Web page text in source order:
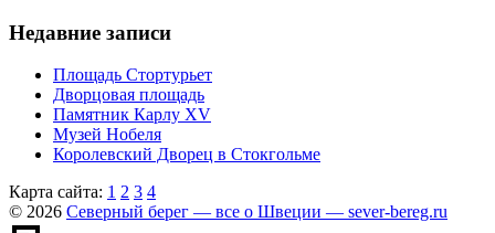
Недавние записи
Площадь Стортурьет
Дворцовая площадь
Памятник Карлу XV
Музей Нобеля
Королевский Дворец в Стокгольме
Карта сайта: 1 2 3 4
© 2026 Северный берег — все о Швеции — sever-bereg.ru